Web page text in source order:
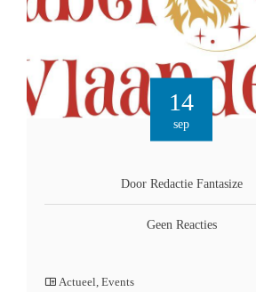
14
sep
Door Redactie Fantasize
Geen Reacties
Actueel Events